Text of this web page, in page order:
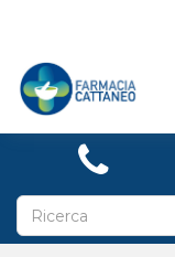
Home
Categorie
Notizie
A proposito di